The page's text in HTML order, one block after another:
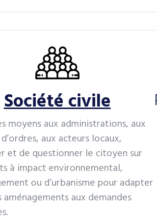
Société civile
moyens aux administrations, aux
aux acteurs locaux,
et de questionner le citoyen sur
à impact environnemental,
ou d’urbanisme pour adapter
aux demandes